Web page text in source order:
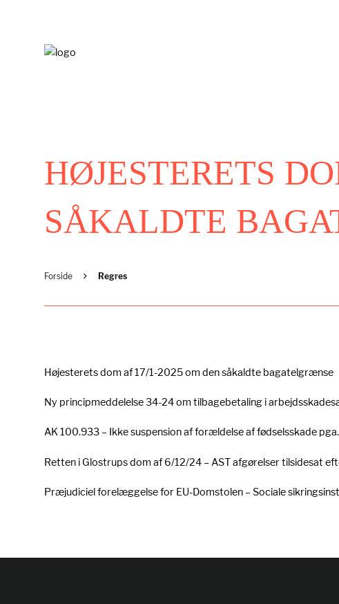
HØJESTERETS
SÅKALDTE
Forside Regres
Højesterets dom af 17/1-2025 om den såkaldte bagatelgrænse
Ny principmeddelelse 34-24 om tilbagebetaling i
AK 100.933 – Ikke suspension af forældelse af fødselsskade
Retten i Glostrups dom af 6/12/24 – AST afgørelser tilsidesat
Præjudiciel forelæggelse for EU-Domstolen – Sociale